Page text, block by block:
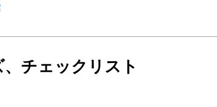
チェックリスト